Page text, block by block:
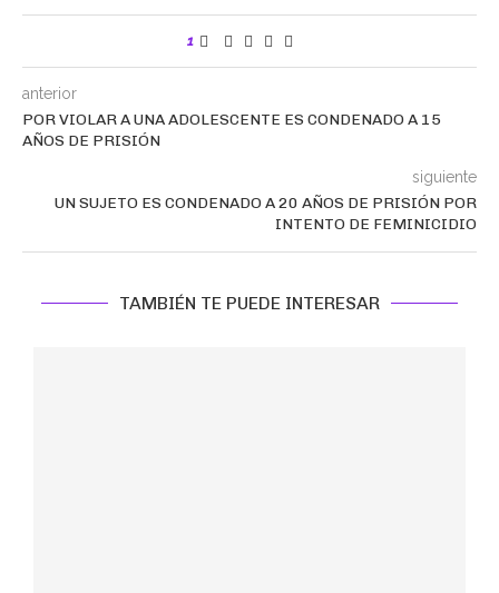
1
anterior
POR VIOLAR A UNA ADOLESCENTE ES CONDENADO A 15
AÑOS DE PRISIÓN
siguiente
UN SUJETO ES CONDENADO A 20 AÑOS DE PRISIÓN POR
INTENTO DE FEMINICIDIO
TAMBIÉN TE PUEDE INTERESAR